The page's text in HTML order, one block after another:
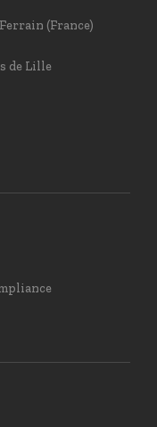
(France)
de Lille